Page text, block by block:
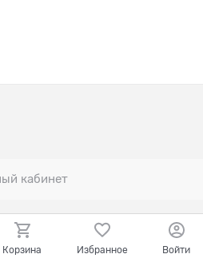
кабинет
Корзина Избранное Войти